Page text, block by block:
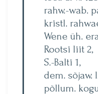
rahw.-wab.
kristl.
Wene üh.
Rootsi liit 2,
S.-Balti 1,
dem. sõjaw.
põllum.